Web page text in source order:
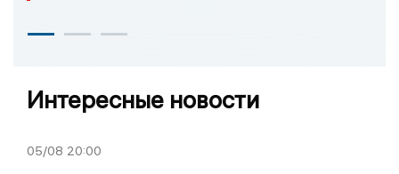
Интересные новости
05/08 20:00